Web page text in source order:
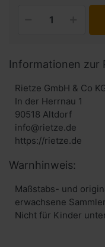
Informationen zur
Rietze GmbH & Co
In der Herrnau 1
90518 Altdorf
info@rietze.de
https://rietze.de
Warnhinweis:
Maßstabs- und
erwachsene
Nicht für Kinder